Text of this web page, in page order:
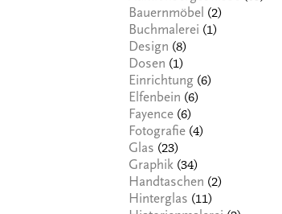
Bauernmöbel (2)
Buchmalerei (1)
Design (8)
Dosen (1)
Einrichtung (6)
Elfenbein (6)
Fayence (6)
Fotografie (4)
Glas (23)
Graphik (34)
Handtaschen (2)
Hinterglas (11)